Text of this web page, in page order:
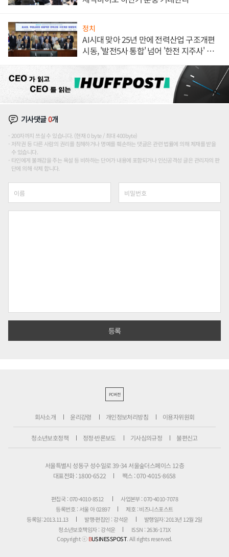
정치
AI시대 맞아 25년 만에 전력산업 구조개편
시동, '발전5사 통합' 넘어 '한전 지주사' 재편
기사댓글0개
200자까지 쓰실 수 있습니다. (현재 0 byte / 최대 400byte)
저작권 등 다른 사람의 권리를 침해하거나 명예를 훼손하는 댓글은 관련 법률에 의해 제재를 받을
수 있습니다.
타인에게 불쾌감을 주는 욕설 등 비하하는 단어가 내용에 포함되거나 인신공격성 글은 관리자의 판
단에 의해 삭제 합니다.
PC버전
회사소개 윤리강령 개인정보처리방침 이용자위원회
청소년보호정책 정정·반론보도 기사심의규정 불편신고
서울특별시 성동구 성수일로 39-34 서울숲더스페이스 12층
대표전화 : 1800-6522
팩스 : 070-4015-8658
편집국 : 070-4010-8512
사업본부 : 070-4010-7078
등록번호 : 서울 아 02897
제호 : 비즈니스포스트
등록일: 2013.11.13
발행·편집인 : 강석운
발행일자: 2013년 12월 2일
청소년보호책임자 : 강석운
ISSN : 2636-171X
Copyright ⓒBUSINESSPOST. All rights reserved.